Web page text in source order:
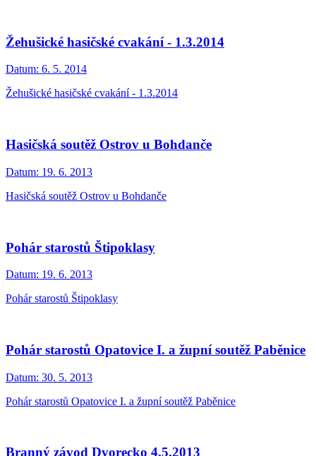
Žehušické hasičské cvakání - 1.3.2014
Datum: 6. 5. 2014
Žehušické hasičské cvakání - 1.3.2014
Hasičská soutěž Ostrov u Bohdanče
Datum: 19. 6. 2013
Hasičská soutěž Ostrov u Bohdanče
Pohár starostů Štipoklasy
Datum: 19. 6. 2013
Pohár starostů Štipoklasy
Pohár starostů Opatovice I. a župní soutěž Paběnice
Datum: 30. 5. 2013
Pohár starostů Opatovice I. a župní soutěž Paběnice
Branný závod Dvorecko 4.5.2013